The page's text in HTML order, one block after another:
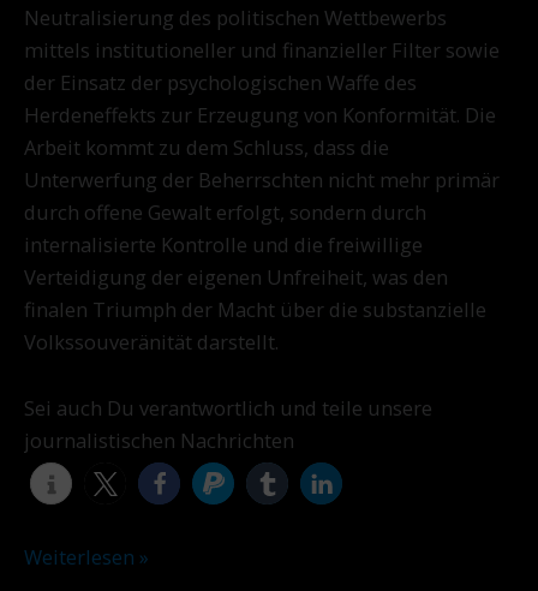
Neutralisierung des politischen Wettbewerbs
mittels institutioneller und finanzieller Filter sowie
der Einsatz der psychologischen Waffe des
Herdeneffekts zur Erzeugung von Konformität. Die
Arbeit kommt zu dem Schluss, dass die
Unterwerfung der Beherrschten nicht mehr primär
durch offene Gewalt erfolgt, sondern durch
internalisierte Kontrolle und die freiwillige
Verteidigung der eigenen Unfreiheit, was den
finalen Triumph der Macht über die substanzielle
Volkssouveränität darstellt.
Sei auch Du verantwortlich und teile unsere
journalistischen Nachrichten
Weiterlesen »